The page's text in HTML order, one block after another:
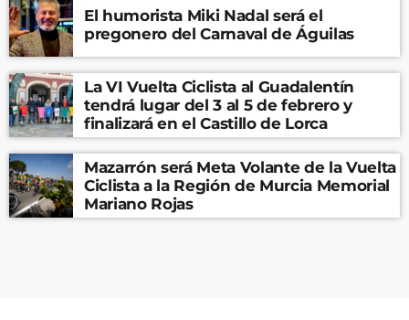
El humorista Miki Nadal será el
pregonero del Carnaval de Águilas
La VI Vuelta Ciclista al Guadalentín
tendrá lugar del 3 al 5 de febrero y
finalizará en el Castillo de Lorca
Mazarrón será Meta Volante de la Vuelta
Ciclista a la Región de Murcia Memorial
Mariano Rojas